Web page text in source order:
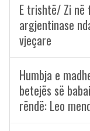
E trishtë/ Zi në
argjentinase
vjeçare
Humbja e
betejës së
rëndë: Leo